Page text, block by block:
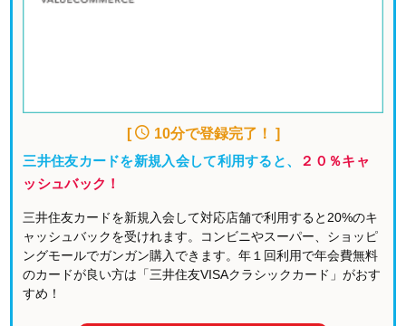
[
10分で登録完了！ ]
三井住友カードを新規入会して利用すると、
２０％キャ
ッシュバック！
三井住友カードを新規入会して対応店舗で利用すると20%のキ
ャッシュバックを受けれます。コンビニやスーパー、ショッピ
ングモールでガンガン購入できます。年１回利用で年会費無料
のカードが良い方は「三井住友VISAクラシックカード」がおす
すめ！